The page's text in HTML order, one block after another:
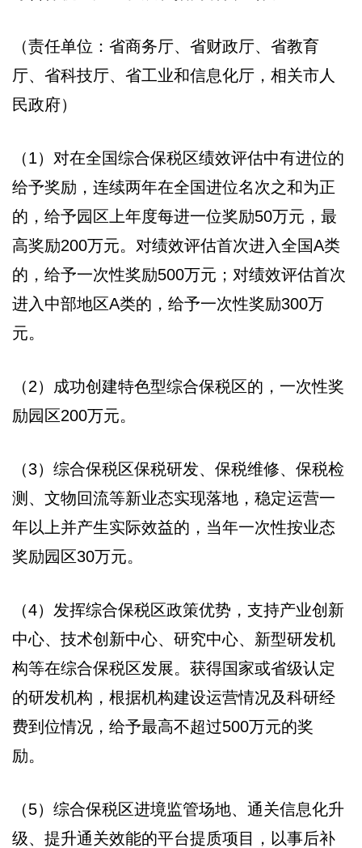
（责任单位：省商务厅、省财政厅、省教育
厅、省科技厅、省工业和信息化厅，相关市人
民政府）
（1）对在全国综合保税区绩效评估中有进位的
给予奖励，连续两年在全国进位名次之和为正
的，给予园区上年度每进一位奖励50万元，最
高奖励200万元。对绩效评估首次进入全国A类
的，给予一次性奖励500万元；对绩效评估首次
进入中部地区A类的，给予一次性奖励300万
元。
（2）成功创建特色型综合保税区的，一次性奖
励园区200万元。
（3）综合保税区保税研发、保税维修、保税检
测、文物回流等新业态实现落地，稳定运营一
年以上并产生实际效益的，当年一次性按业态
奖励园区30万元。
（4）发挥综合保税区政策优势，支持产业创新
中心、技术创新中心、研究中心、新型研发机
构等在综合保税区发展。获得国家或省级认定
的研发机构，根据机构建设运营情况及科研经
费到位情况，给予最高不超过500万元的奖
励。
（5）综合保税区进境监管场地、通关信息化升
级、提升通关效能的平台提质项目，以事后补